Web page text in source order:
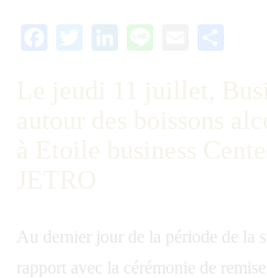
FacebookTwitterLinkedIn Email
Au dernier jour de la période de la
rapport avec la cérémonie de